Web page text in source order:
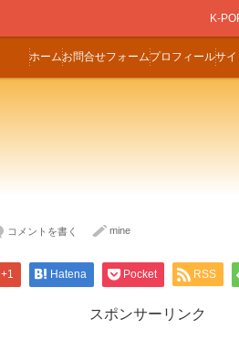
K-
ホームお問合せフォームプロフィールサ
コメントを書く mine
+1 Hatena Pocket RSS
スポンサーリンク